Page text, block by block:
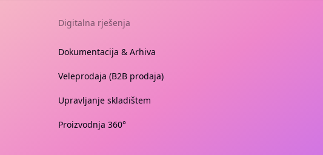
Digitalna rješenja
Dokumentacija & Arhiva
Veleprodaja (B2B prodaja)
Upravljanje skladištem
Proizvodnja 360°